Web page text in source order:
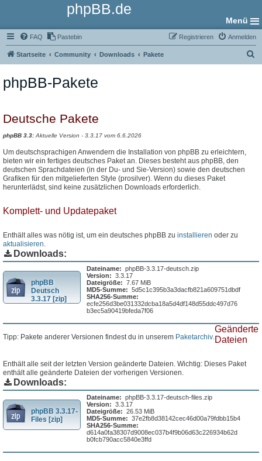
phpBB.de
Menü
FAQ Pastebin Anmelden
Registrieren
Startseite Community Downloads Pakete
phpBB-Pakete
Deutsche Pakete
phpBB 3.3: Aktuelle Version - 3.3.17 vom 6.6.2026
Um deutschsprachigen Anwendern die Installation von phpBB zu erleichtern,
bieten wir ein fertiges deutsches Paket an. Dieses besteht aus phpBB, den
deutschen Sprachdateien (in der Du- und Sie-Version) sowie den deutschen
Grafiken für den mitgelieferten Style (prosilver). Wenn du dieses Paket
herunterlädst, sind keine zusätzlichen Downloads erforderlich.
Komplett- und Updatepaket
Enthält alles was nötig ist, um ein deutsches phpBB zu installieren oder zu
aktualisieren.
Downloads:
phpBB
Deutsch
3.3.17 [zip]
Dateiname: phpBB-3.3.17-deutsch.zip
Version: 3.3.17
Dateigröße: 7.67 MiB
MD5-Summe: 5d5c1c395b3a3dacfb821a609751dbdf
SHA256-Summe:
ecfe256d3be031332dcba18a5d4df148d55ddc497d76
b3ec5a90419bfeda7f06
Tipp: Pakete anderer Versionen findest du in unserem Paketarchiv.
Geänderte
Dateien
Enthält alle seit der letzten Version geänderte Dateien. Wichtig: Dieses Paket
enthält alle geänderte Dateien der vorherigen Versionen.
Downloads:
phpBB 3.3.17-
Files [zip]
Dateiname: phpBB-3.3.17-deutsch-files.zip
Version: 3.3.17
Dateigröße: 26.53 MiB
MD5-Summe: 37e2fb8d38142cec46d00a79fdbb15b4
SHA256-Summe:
d614a0fa38307d9008ec037b4f9b06d63c226934b62d
b0fcb790acc5840e3ffd